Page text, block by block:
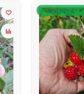
Лідер продаж!